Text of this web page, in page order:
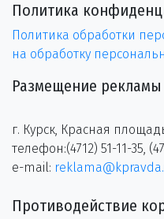
Политика
Политика обработки
на обработку
Размещение рекламы
г. Курск, Красная
телефон:(4712) 51-11-35,
e-mail:
Противодействие